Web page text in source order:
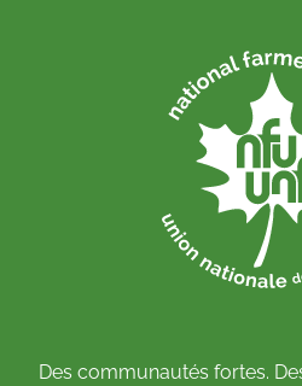
Des communautés fortes.